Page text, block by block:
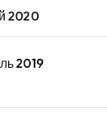
2020
2019